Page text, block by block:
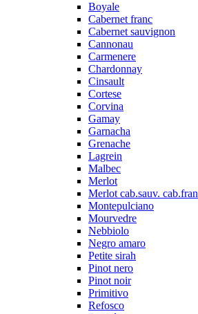
Boyale
Cabernet franc
Cabernet sauvignon
Cannonau
Carmenere
Chardonnay
Cinsault
Cortese
Corvina
Gamay
Garnacha
Grenache
Lagrein
Malbec
Merlot
Merlot cab.sauv.
Montepulciano
Mourvedre
Nebbiolo
Negro amaro
Petite sirah
Pinot nero
Pinot noir
Primitivo
Refosco